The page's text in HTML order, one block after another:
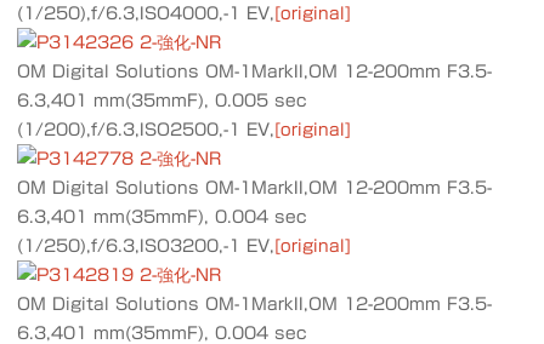
(1/250),f/6.3,ISO4000,-1 EV, [original]
OM Digital Solutions OM-1MarkII,OM 12-200mm F3.5-
6.3,401 mm(35mmF), 0.005 sec
(1/200),f/6.3,ISO2500,-1 EV, [original]
OM Digital Solutions OM-1MarkII,OM 12-200mm F3.5-
6.3,401 mm(35mmF), 0.004 sec
(1/250),f/6.3,ISO3200,-1 EV, [original]
OM Digital Solutions OM-1MarkII,OM 12-200mm F3.5-
6.3,401 mm(35mmF), 0.004 sec